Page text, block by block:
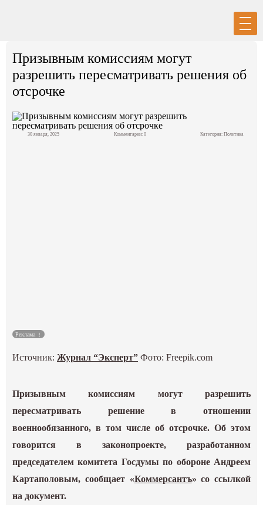
Политика
Призывным комиссиям могут
разрешить пересматривать решения об
отсрочке
30 января, 2025 Комментарии: 0 Категория: Политика
Реклама
Источник:Журнал “Эксперт” Фото: Freepik.com
Призывным комиссиям могут разрешить
пересматривать решение в отношении
военнообязанного, в том числе об отсрочке. Об этом
говорится в законопроекте, разработанном
председателем комитета Госдумы по обороне Андреем
Картаполовым, сообщает «Коммерсантъ» со ссылкой
на документ.